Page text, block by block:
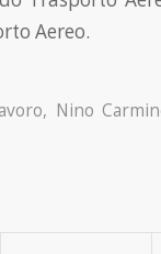
Aereo.
, Nino